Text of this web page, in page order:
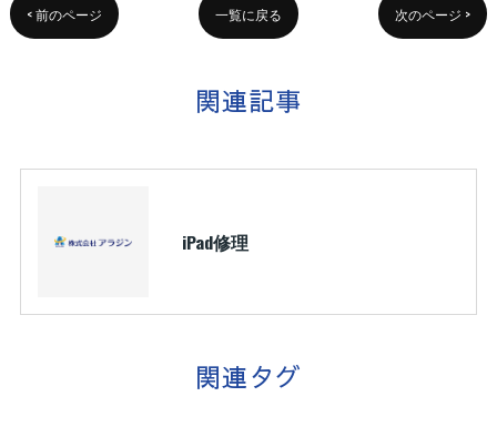
< 前のページ 一覧に戻る 次のページ >
関連記事
iPad修理
関連タグ